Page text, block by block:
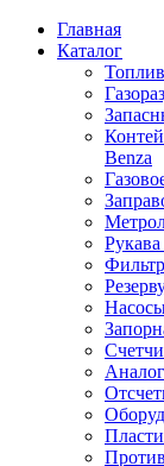
Главная
Каталог
Benza